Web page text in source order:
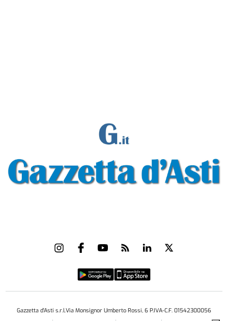
Gazzetta d'Asti s.r.l.Via Monsignor Umberto Rossi, 6 P.IVA-C.F. 01542300056